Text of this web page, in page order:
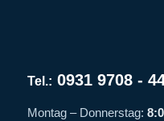
Tel.: 0931 9708 -
Montag – Donnerstag: